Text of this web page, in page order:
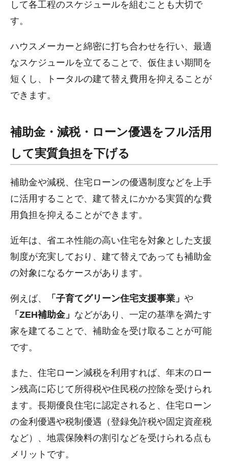
して各工程のスケジュールを組むことも大切で
す。
ハウスメーカーと綿密に打ち合わせを行い、最適
なスケジュールを立てることで、仮住まい期間を
短くし、トータルの建て替え費用を抑えることが
できます。
補助金・減税・ローン優遇をフル活用
して実質負担を下げる
補助金や減税、住宅ローンの優遇制度などを上手
に活用することで、建て替えにかかる実質的な費
用負担を抑えることができます。
近年は、省エネ性能の高い住宅を対象とした支援
制度が充実しており、建て替えであっても補助金
の対象になるケースがあります。
例えば、 「子育てグリーン住宅支援事業」 や
「ZEH補助金」 などがあり、一定の基準を満たす
家を建てることで、補助金を受け取ることが可能
です。
また、住宅ローン減税を利用すれば、年末のロー
ン残高に応じて所得税や住民税の控除を受けられ
ます。長期優良住宅に認定されると、住宅ローン
の金利優遇や税制優遇（登録免許税や固定資産税
など）、地震保険料の割引などを受けられる点も
メリットです。